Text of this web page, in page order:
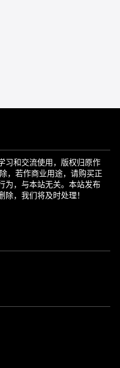
习和交流使用，版权归原作
，若作商业用途，请购买正
为，与本站无关。本站发布
，我们将及时处理！